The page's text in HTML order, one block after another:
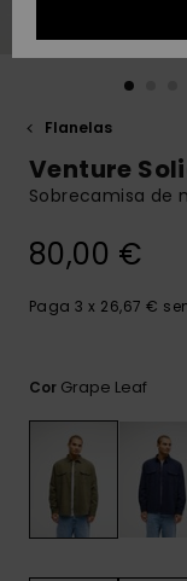
PRESENTE
DESEJO
Flanelas
Venture
Sobrecamisa de
80,00 €
Paga 3 x 26,67 €
Cor Grape Leaf